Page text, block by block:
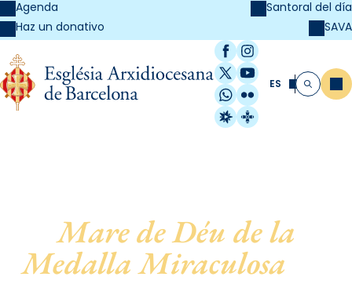
Agenda
Haz un donativo
Santoral del día
SAVA
Facebook
Instagram
X / Twitter
YouTube
WhatsApp
Flickr
Radio Estel
Catalunya
ES Buscar
Mare de Déu de la
Medalla Miraculosa